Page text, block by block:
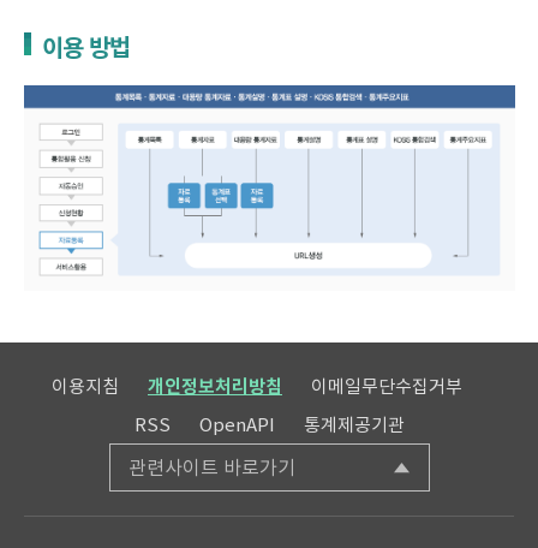
이용 방법
이용지침 개인정보처리방침
이메일무단수집거부
RSS
OpenAPI 통계제공기관
관련사이트 바로가기